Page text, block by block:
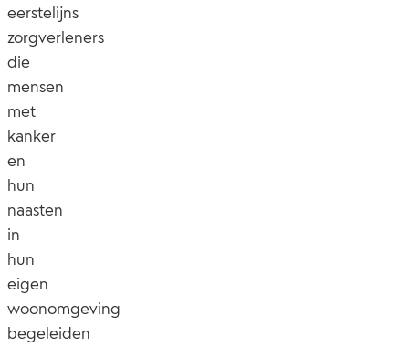
eerstelijns
zorgverleners
die
mensen
met
kanker
en
hun
naasten
in
hun
eigen
woonomgeving
begeleiden